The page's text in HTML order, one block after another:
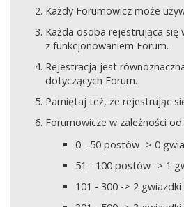
Każdy Forumowicz może
Każda osoba rejestrująca się
z funkcjonowaniem Forum.
Rejestracja jest
dotyczących Forum.
Pamiętaj też, że rejestrując
Forumowicze w zależności
0 - 50 postów -> 0
51 - 100 postów -> 1
101 - 300 -> 2 gwiazdki